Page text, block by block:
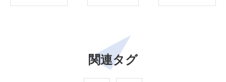
関連タグ